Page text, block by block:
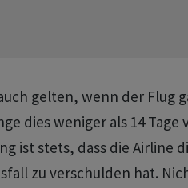
gelten, wenn der Flug
dies weniger als 14 Tage
ist stets, dass die Airline
zu verschulden hat.